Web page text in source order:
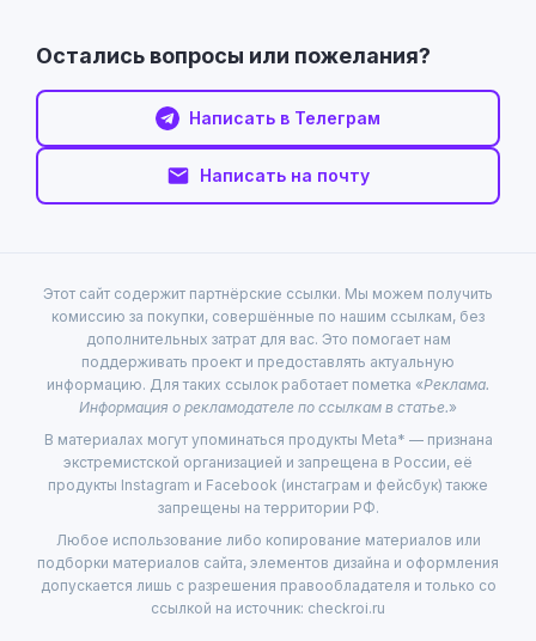
Остались вопросы или пожелания?
Написать в Телеграм
Написать на почту
Этот сайт содержит партнёрские ссылки. Мы можем получить
комиссию за покупки, совершённые по нашим ссылкам, без
дополнительных затрат для вас. Это помогает нам
поддерживать проект и предоставлять актуальную
информацию. Для таких ссылок работает пометка «Реклама.
Информация о рекламодателе по ссылкам в статье.»
В материалах могут упоминаться продукты Meta* — признана
экстремистской организацией и запрещена в России, её
продукты Instagram и Facebook (инстаграм и фейсбук) также
запрещены на территории РФ.
Любое использование либо копирование материалов или
подборки материалов сайта, элементов дизайна и оформления
допускается лишь с разрешения правообладателя и только со
ссылкой на источник: checkroi.ru